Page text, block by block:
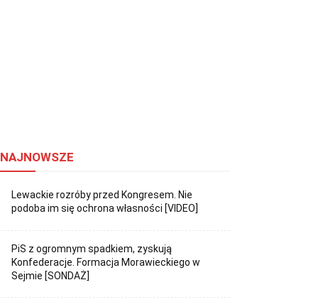
NAJNOWSZE
Lewackie rozróby przed Kongresem. Nie
podoba im się ochrona własności [VIDEO]
PiS z ogromnym spadkiem, zyskują
Konfederacje. Formacja Morawieckiego w
Sejmie [SONDAŻ]